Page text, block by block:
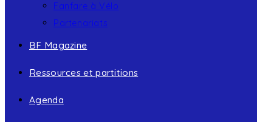
Fanfare à Vélo
Partenariats
BF Magazine
Ressources et partitions
Agenda